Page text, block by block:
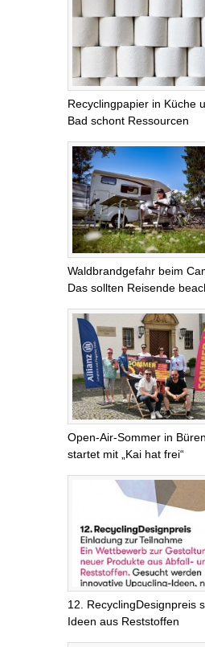
Recyclingpapier in Küche
Bad schont Ressourcen
Waldbrandgefahr beim
Das sollten Reisende
Open-Air-Sommer in Büren
startet mit „Kai hat frei“
12. RecyclingDesignpreis
Ideen aus Reststoffen